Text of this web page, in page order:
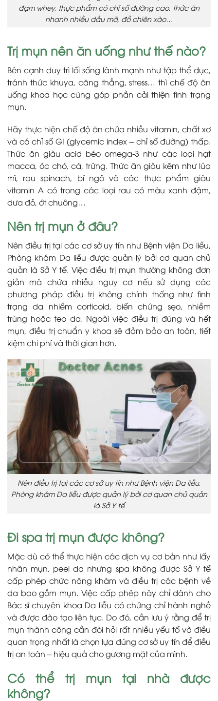
đạm whey, thực phẩm có chỉ số đường cao, thức ăn
nhanh nhiều dầu mỡ, đồ chiên xào…
Trị mụn nên ăn uống như thế nào?
Bên cạnh duy trì lối sống lành mạnh như tập thể dục,
tránh thức khuya, căng thẳng, stress… thì chế độ ăn
uống khoa học cũng góp phần cải thiện tình trạng
mụn.
Hãy thực hiện chế độ ăn chứa nhiều vitamin, chất xơ
và có chỉ số GI (glycemic index – chỉ số đường) thấp.
Thức ăn giàu acid béo omega-3 như các loại hạt
macca, óc chó, cá, trứng. Thức ăn giàu kẽm như lúa
mì, rau spinach, bí ngô và các thực phẩm giàu
vitamin A có trong các loại rau có màu xanh đậm,
dưa đỏ, ớt chuông…
Nên trị mụn ở đâu?
Nên điều trị tại các cơ sở uy tín như Bệnh viện Da liễu,
Phòng khám Da liễu được quản lý bởi cơ quan chủ
quản là Sở Y tế. Việc điều trị mụn thường không đơn
giản mà chứa nhiều nguy cơ nếu sử dụng các
phương pháp điều trị không chính thống như tình
trạng da nhiễm corticoid, biến chứng sẹo, nhiễm
trùng hoặc teo da. Ngoài việc điều trị đúng và hết
mụn, điều trị chuẩn y khoa sẽ đảm bảo an toàn, tiết
kiệm chi phí và thời gian hơn.
Nên điều trị tại các cơ sở uy tín như Bệnh viện Da liễu,
Phòng khám Da liễu được quản lý bởi cơ quan chủ quản
là Sở Y tế
Đi spa trị mụn được không?
Mặc dù có thể thực hiện các dịch vụ cơ bản như lấy
nhân mụn, peel da nhưng spa không được Sở Y tế
cấp phép chức năng khám và điều trị các bệnh về
da bao gồm mụn. Việc cấp phép này chỉ dành cho
Bác sĩ chuyên khoa Da liễu có chứng chỉ hành nghề
và được đào tạo liên tục. Do đó, cần lưu ý rằng để trị
mụn thành công cần đòi hỏi rất nhiều yếu tố và điều
quan trọng nhất là chọn lựa đúng cơ sở uy tín để điều
trị an toàn – hiệu quả cho gương mặt của mình.
Có thể trị mụn tại nhà được
không?